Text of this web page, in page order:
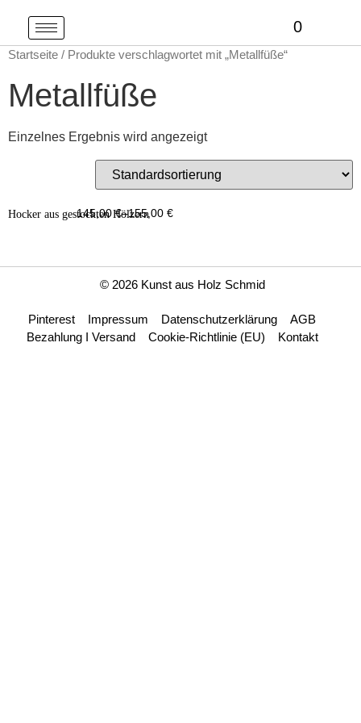
0
Startseite / Produkte verschlagwortet mit „Metallfüße“
Metallfüße
Einzelnes Ergebnis wird angezeigt
Hocker aus gestockten Hölzern
145,00€–155,00€
© 2026 Kunst aus Holz Schmid
Pinterest Impressum Datenschutzerklärung
AGB
Bezahlung I Versand
Cookie-Richtlinie (EU) Kontakt